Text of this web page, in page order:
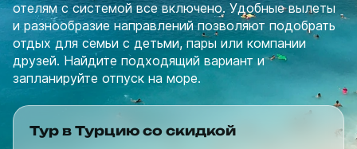
отелям с системой все включено. Удобные вылеты
и разнообразие направлений позволяют подобрать
отдых для семьи с детьми, пары или компании
друзей. Найдите подходящий вариант и
запланируйте отпуск на море.
Тур в Турцию со скидкой